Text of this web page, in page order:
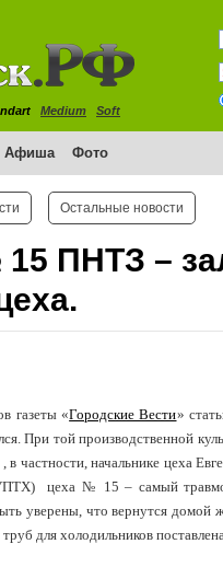
Medium Soft
Афиша Фото
Остальные новости
ПНТЗ –
газеты «Городские Вести»
При той производственной
начальнике цеха
цеха № 15 – самый
уверены, что вернутся
для холодильников